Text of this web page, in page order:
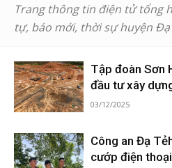
Trang thông tin điện tử tổng
tự, báo mới, thời sự huyện Đạ
Tập đoàn Sơn
đầu tư xây
03/12/2025
Công an Đạ
cướp điện